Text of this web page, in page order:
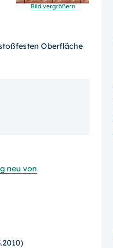
Bild vergrößern
Oberfläche
neu von